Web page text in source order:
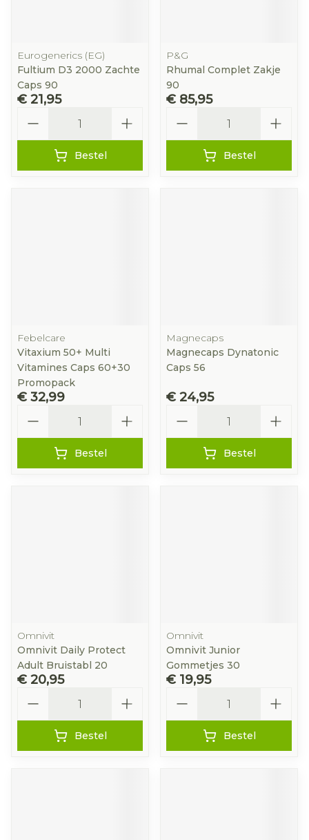
Eurogenerics (EG)
Fultium D3 2000 Zachte
Caps 90
€ 21,95
Bestel
P&G
Rhumal Complet Zakje
90
€ 85,95
Bestel
Febelcare
Vitaxium 50+ Multi
Vitamines Caps 60+30
Promopack
€ 32,99
Bestel
Magnecaps
Magnecaps Dynatonic
Caps 56
€ 24,95
Bestel
Omnivit
Omnivit Daily Protect
Adult Bruistabl 20
€ 20,95
Bestel
Omnivit
Omnivit Junior
Gommetjes 30
€ 19,95
Bestel